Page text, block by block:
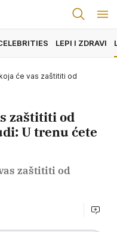
LEPI I ZDRAVI
će vas zaštititi od
zaštititi od
U trenu ćete
zaštititi od